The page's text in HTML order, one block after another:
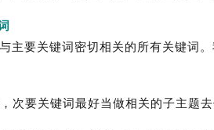
主要关键词密切相关的所有关键词
次要关键词最好当做相关的子主题去